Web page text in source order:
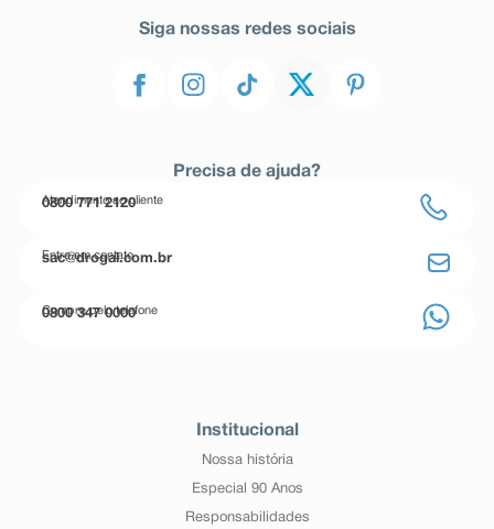
Siga nossas redes sociais
Precisa de ajuda?
Atendimento ao cliente
0800 771 2120
Entre em contato
sac@drogal.com.br
Compre pelo telefone
0800 347 0000
Institucional
Nossa história
Especial 90 Anos
Responsabilidades